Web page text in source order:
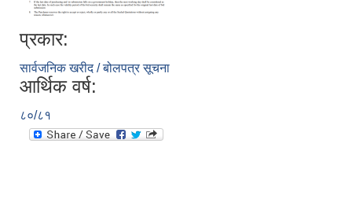
प्रकार:
सार्वजनिक खरीद / बोलपत्र सूचना
आर्थिक वर्ष:
८०/८१